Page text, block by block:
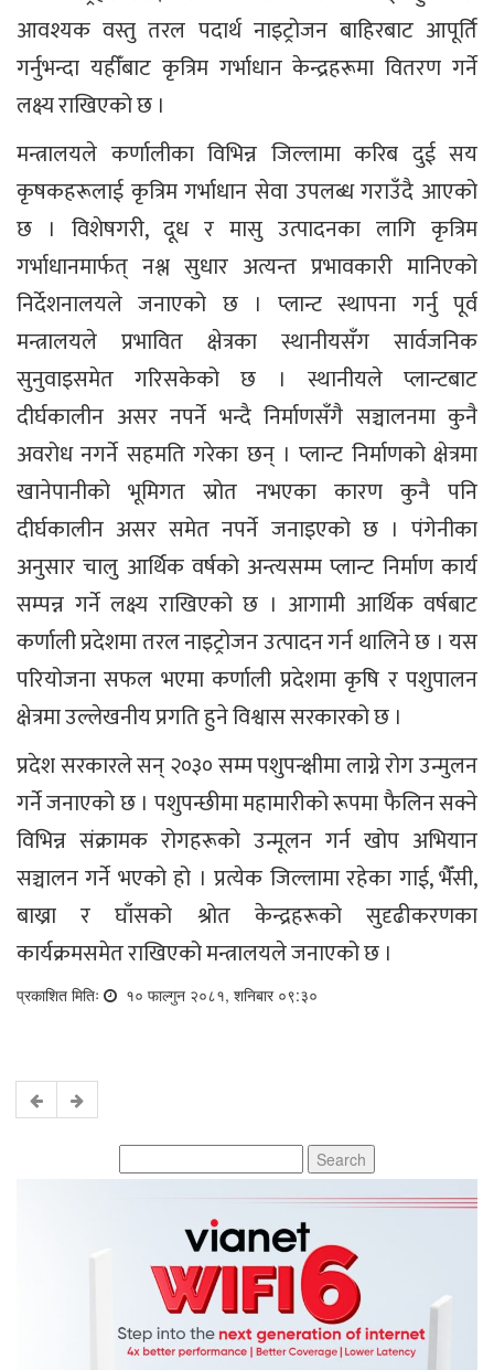
आवश्यक वस्तु तरल पदार्थ नाइट्रोजन बाहिरबाट आपूर्ति
गर्नुभन्दा यहीँबाट कृत्रिम गर्भाधान केन्द्रहरूमा वितरण गर्ने
लक्ष्य राखिएको छ ।
मन्त्रालयले कर्णालीका विभिन्न जिल्लामा करिब दुई सय
कृषकहरूलाई कृत्रिम गर्भाधान सेवा उपलब्ध गराउँदै आएको
छ । विशेषगरी, दूध र मासु उत्पादनका लागि कृत्रिम
गर्भाधानमार्फत् नश्ल सुधार अत्यन्त प्रभावकारी मानिएको
निर्देशनालयले जनाएको छ । प्लान्ट स्थापना गर्नु पूर्व
मन्त्रालयले प्रभावित क्षेत्रका स्थानीयसँग सार्वजनिक
सुनुवाइसमेत गरिसकेको छ । स्थानीयले प्लान्टबाट
दीर्घकालीन असर नपर्ने भन्दै निर्माणसँगै सञ्चालनमा कुनै
अवरोध नगर्ने सहमति गरेका छन् । प्लान्ट निर्माणको क्षेत्रमा
खानेपानीको भूमिगत स्रोत नभएका कारण कुनै पनि
दीर्घकालीन असर समेत नपर्ने जनाइएको छ । पंगेनीका
अनुसार चालु आर्थिक वर्षको अन्त्यसम्म प्लान्ट निर्माण कार्य
सम्पन्न गर्ने लक्ष्य राखिएको छ । आगामी आर्थिक वर्षबाट
कर्णाली प्रदेशमा तरल नाइट्रोजन उत्पादन गर्न थालिने छ । यस
परियोजना सफल भएमा कर्णाली प्रदेशमा कृषि र पशुपालन
क्षेत्रमा उल्लेखनीय प्रगति हुने विश्वास सरकारको छ ।
प्रदेश सरकारले सन् २०३० सम्म पशुपन्क्षीमा लाग्ने रोग उन्मुलन
गर्ने जनाएको छ । पशुपन्छीमा महामारीको रूपमा फैलिन सक्ने
विभिन्न संक्रामक रोगहरूको उन्मूलन गर्न खोप अभियान
सञ्चालन गर्ने भएको हो । प्रत्येक जिल्लामा रहेका गाई, भैँसी,
बाख्रा र घाँसको श्रोत केन्द्रहरूको सुदृढीकरणका
कार्यक्रमसमेत राखिएको मन्त्रालयले जनाएको छ ।
प्रकाशित मितिः १० फाल्गुन २०८१, शनिबार ०९:३०
for: